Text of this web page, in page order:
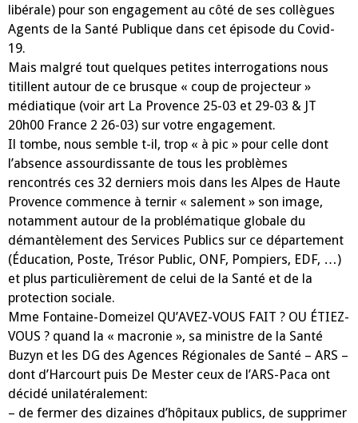
libérale) pour son engagement au côté de ses collègues
Agents de la Santé Publique dans cet épisode du Covid-
19.
Mais malgré tout quelques petites interrogations nous
titillent autour de ce brusque « coup de projecteur »
médiatique (voir art La Provence 25-03 et 29-03 & JT
20h00 France 2 26-03) sur votre engagement.
Il tombe, nous semble t-il, trop « à pic » pour celle dont
l’absence assourdissante de tous les problèmes
rencontrés ces 32 derniers mois dans les Alpes de Haute
Provence commence à ternir « salement » son image,
notamment autour de la problématique globale du
démantèlement des Services Publics sur ce département
(Éducation, Poste, Trésor Public, ONF, Pompiers, EDF, …)
et plus particulièrement de celui de la Santé et de la
protection sociale.
Mme Fontaine-Domeizel QU’AVEZ-VOUS FAIT ? OU ÉTIEZ-
VOUS ? quand la « macronie », sa ministre de la Santé
Buzyn et les DG des Agences Régionales de Santé – ARS –
dont d’Harcourt puis De Mester ceux de l’ARS-Paca ont
décidé unilatéralement:
– de fermer des dizaines d’hôpitaux publics, de supprimer